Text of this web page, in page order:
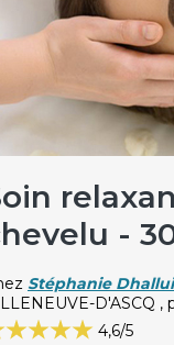
-
Stéphanie
D'ASCQ ,
4,6/5